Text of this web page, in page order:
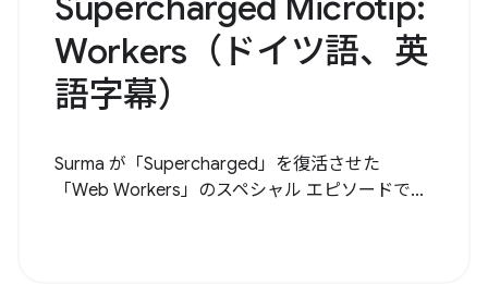
Workers（ドイツ語、英
語字幕）
Surma が「Supercharged」を復活させた
「Web Workers」のスペシャル エピソードで...